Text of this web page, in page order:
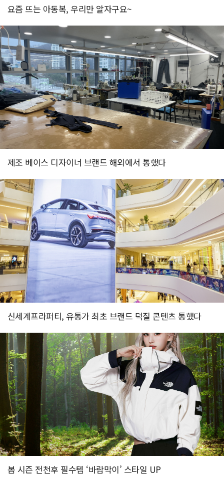
요즘 뜨는 아동복, 우리만 알자구요~
제조 베이스 디자이너 브랜드 해외에서 통했다
신세계프라퍼티, 유통가 최초 브랜드 덕질 콘텐츠 통했다
봄 시즌 전천후 필수템 ‘바람막이’ 스타일 UP